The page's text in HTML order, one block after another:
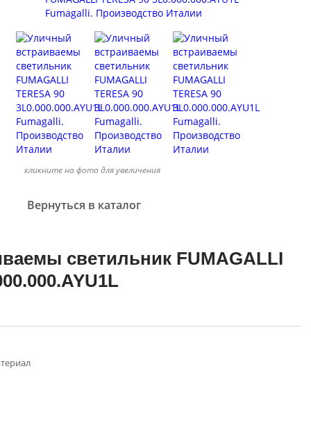
кликните на фото для увеличения
Вернуться в каталог
светильник FUMAGALLI